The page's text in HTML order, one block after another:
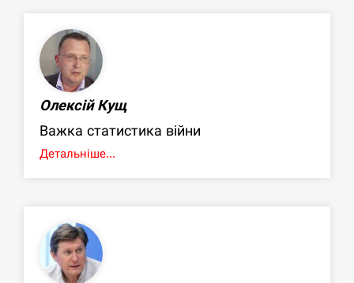
Олексій Кущ
Важка статистика війни
Детальніше...